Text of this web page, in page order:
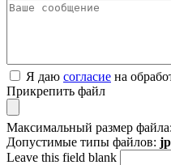
Я даю согласие на
Прикрепить файл
Максимальный размер файла:
Допустимые типы файлов:
Leave this field blank